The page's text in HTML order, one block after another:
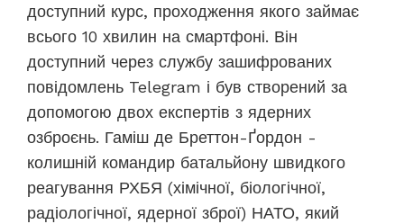
доступний курс, проходження якого займає
всього 10 хвилин на смартфоні. Він
доступний через службу зашифрованих
повідомлень Telegram і був створений за
допомогою двох експертів з ядерних
озброєнь. Гаміш де Бреттон-Ґордон -
колишній командир батальйону швидкого
реагування РХБЯ (хімічної, біологічної,
радіологічної, ядерної зброї) НАТО, який